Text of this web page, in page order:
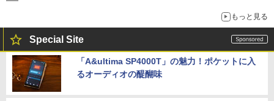
もっと見る
Special Site
「A&ultima SP4000T」の魅力！ポケットに入
るオーディオの醍醐味